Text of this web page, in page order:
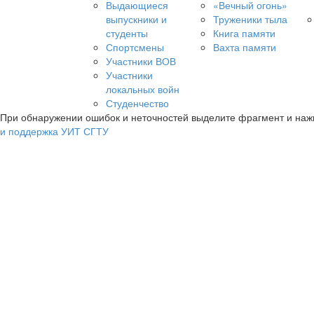
Выдающиеся
выпускники и
студенты
Спортсмены
Участники ВОВ
Участники
локальных войн
Студенчество
«Вечный огонь»
Труженики тыла
Книга памяти
Вахта памяти
При обнаружении ошибок и неточностей выделите фрагмент и
и поддержка УИТ СГТУ